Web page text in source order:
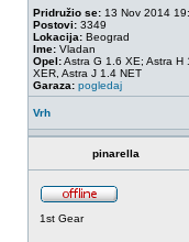
Pridružio se: 13 Nov 2014
Postovi: 3349
Lokacija: Beograd
Ime: Vladan
Opel:Astra G 1.6 XE; Astra H
XER, Astra J 1.4 NET
Garaza: pogledaj
Vrh
pinarella
1st Gear